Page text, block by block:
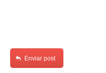
Enviar post